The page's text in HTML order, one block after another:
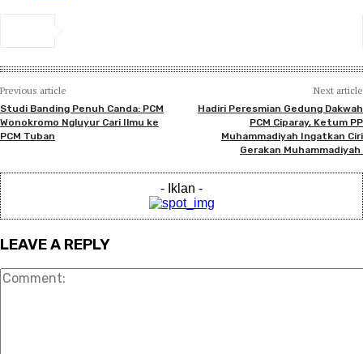
Previous article
Studi Banding Penuh Canda: PCM
Wonokromo Ngluyur Cari Ilmu ke
PCM Tuban
Next article
Hadiri Peresmian Gedung Dakwah
PCM Ciparay, Ketum PP
Muhammadiyah Ingatkan Ciri
Gerakan Muhammadiyah
- Iklan -
LEAVE A REPLY